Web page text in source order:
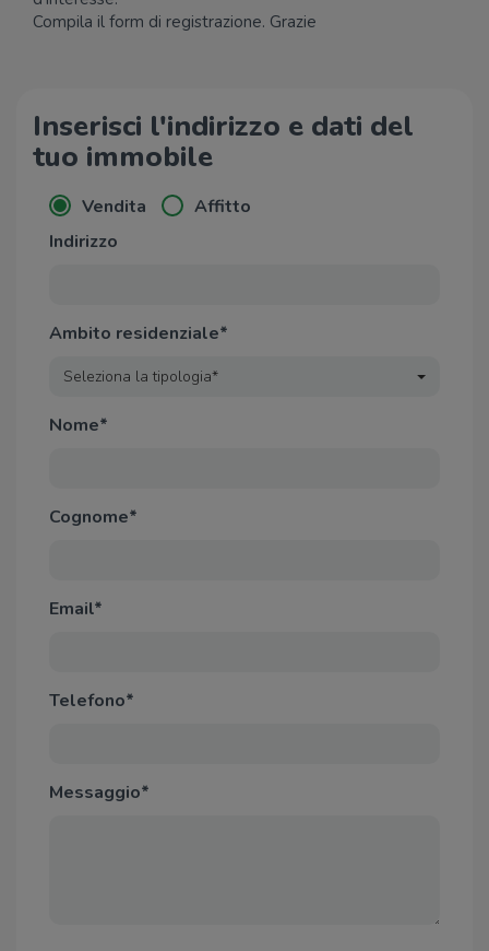
Compila il form di registrazione. Grazie
Inserisci l'indirizzo e dati del
tuo immobile
Vendita
Affitto
Indirizzo
Ambito residenziale*
Seleziona la tipologia*
Nome*
Cognome*
Email*
Telefono*
Messaggio*